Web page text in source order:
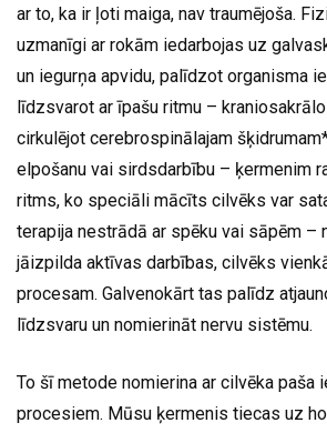
ar to, ka ir ļoti maiga, nav traumējoša.
uzmanīgi ar rokām iedarbojas uz
un iegurņa apvidu, palīdzot organisma
līdzsvarot ar īpašu ritmu –
cirkulējot cerebrospinālajam
elpošanu vai sirdsdarbību – ķermenim
ritms, ko speciāli mācīts cilvēks var
terapija nestrādā ar spēku vai sāpēm –
jāizpilda aktīvas darbības, cilvēks
procesam. Galvenokārt tas palīdz
līdzsvaru un nomierināt nervu sistēmu.
To šī metode nomierina ar cilvēka paša
procesiem. Mūsu ķermenis tiecas uz